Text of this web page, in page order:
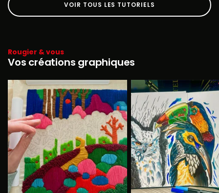
VOIR TOUS LES TUTORIELS
Rougier & vous
Vos créations graphiques